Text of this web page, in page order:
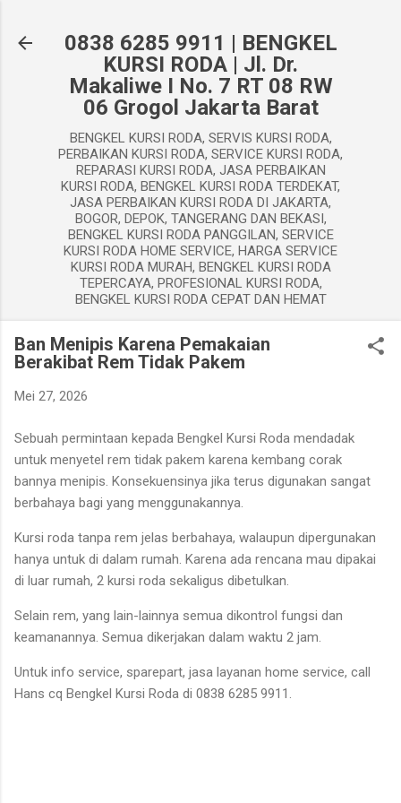
0838 6285 9911 | BENGKEL
KURSI RODA | Jl. Dr.
Makaliwe I No. 7 RT 08 RW
06 Grogol Jakarta Barat
BENGKEL KURSI RODA, SERVIS KURSI RODA,
PERBAIKAN KURSI RODA, SERVICE KURSI RODA,
REPARASI KURSI RODA, JASA PERBAIKAN
KURSI RODA, BENGKEL KURSI RODA TERDEKAT,
JASA PERBAIKAN KURSI RODA DI JAKARTA,
BOGOR, DEPOK, TANGERANG DAN BEKASI,
BENGKEL KURSI RODA PANGGILAN, SERVICE
KURSI RODA HOME SERVICE, HARGA SERVICE
KURSI RODA MURAH, BENGKEL KURSI RODA
TEPERCAYA, PROFESIONAL KURSI RODA,
BENGKEL KURSI RODA CEPAT DAN HEMAT
Ban Menipis Karena Pemakaian
Berakibat Rem Tidak Pakem
Mei 27, 2026
Sebuah permintaan kepada Bengkel Kursi Roda mendadak
untuk menyetel rem tidak pakem karena kembang corak
bannya menipis. Konsekuensinya jika terus digunakan sangat
berbahaya bagi yang menggunakannya.
Kursi roda tanpa rem jelas berbahaya, walaupun dipergunakan
hanya untuk di dalam rumah. Karena ada rencana mau dipakai
di luar rumah, 2 kursi roda sekaligus dibetulkan.
Selain rem, yang lain-lainnya semua dikontrol fungsi dan
keamanannya. Semua dikerjakan dalam waktu 2 jam.
Untuk info service, sparepart, jasa layanan home service, call
Hans cq Bengkel Kursi Roda di 0838 6285 9911.